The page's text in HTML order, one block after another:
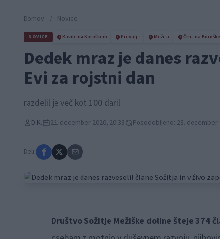
Domov / Novice
NOVICE Ravne na Koroškem Prevalje Mežica Črna na
Dedek mraz je danes
Evi za rojstni dan
razdelil je več kot 100 daril
D.K. 22. december 2020, 20:33 Posodobljeno: 23. december
Deli:
Društvo Sožitje Mežiške doline šteje 374